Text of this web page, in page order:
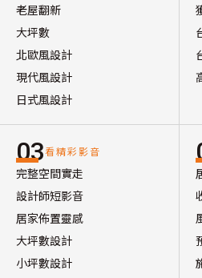
老屋翻新
大坪數
北歐風設計
現代風設計
日式風設計
03看精彩影音
完整空間實走
設計師短影音
居家佈置靈感
大坪數設計
小坪數設計